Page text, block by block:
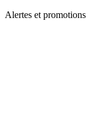
Alertes et promotions